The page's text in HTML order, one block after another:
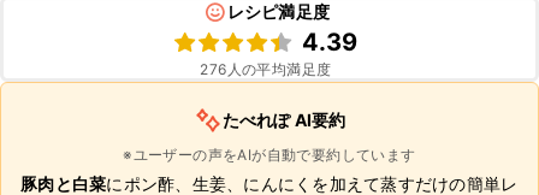
レシピ満足度
4.39
276 人の平均満足度
たべれぽ AI要約
※ユーザーの声をAIが自動で要約しています
豚肉と白菜にポン酢、生姜、にんにくを加えて蒸すだけの簡単レ